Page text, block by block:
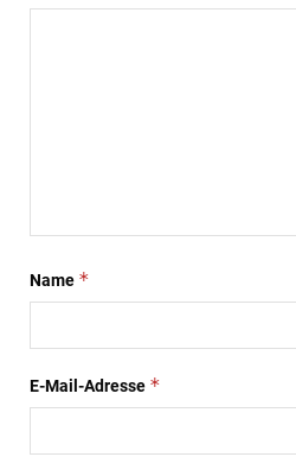
Name *
E-Mail-Adresse *